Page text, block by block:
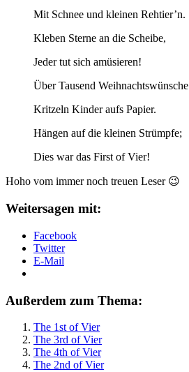
Mit Schnee und kleinen Rehtier’n.
Kleben Sterne an die Scheibe,
Jeder tut sich amüsieren!
Über Tausend Weihnachtswünsche
Kritzeln Kinder aufs Papier.
Hängen auf die kleinen Strümpfe;
Dies war das First of Vier!
Hoho vom immer noch treuen Leser 😉
Weitersagen mit:
Facebook
Twitter
E-Mail
Außerdem zum Thema:
The 1st of Vier
The 3rd of Vier
The 4th of Vier
The 2nd of Vier